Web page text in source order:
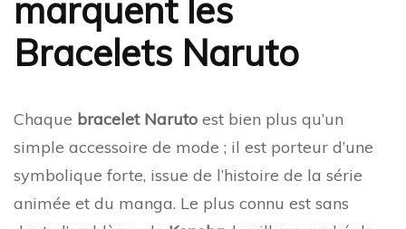
marquent les
Bracelets Naruto
Chaque bracelet Naruto est bien plus qu’un
simple accessoire de mode ; il est porteur d’une
symbolique forte, issue de l’histoire de la série
animée et du manga. Le plus connu est sans